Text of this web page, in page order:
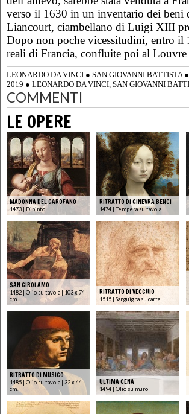
verso il 1630 in un inventario dei beni
Liancourt, ciambellano di Luigi XIII
Dopo non poche vicessitudini, entro il
reali di Francia, confluite poi al
LEONARDO DA VINCI ● SAN GIOVANNI BATTISTA●
2019 ● LEONARDO DA VINCI, SAN GIOVANNI
COMMENTI
LE OPERE
MADONNA DEL GAROFANO
1473 | Dipinto
RITRATTO DI GINEVRA BENCI
1474 | Tempera su tavola
SAN GIROLAMO
1482 | Olio su tavola | 103 x 74
cm.
RITRATTO DI VECCHIO
1515 | Sanguigna su carta
RITRATTO DI MUSICO
1485 | Olio su tavola | 32 x 44
cm.
ULTIMA CENA
1494 | Olio su muro